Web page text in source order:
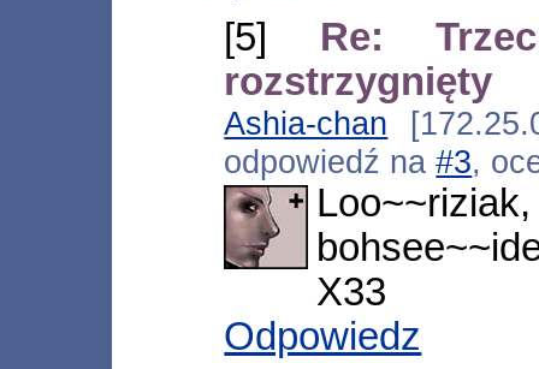
[5] Re:
rozstrzygnięty
Ashia-chan
odpowiedź na#3,
X33
Odpowiedz